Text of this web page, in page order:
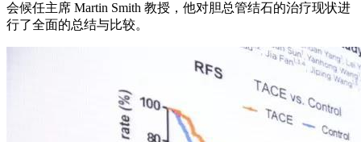
会候任主席 Martin Smith 教授，他对胆总管结石的治疗现状进
行了全面的总结与比较。